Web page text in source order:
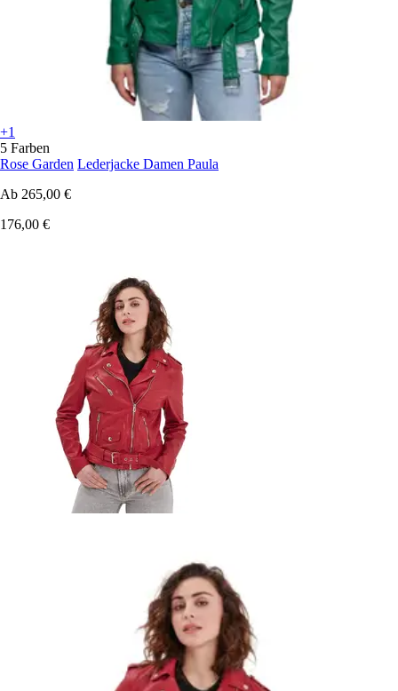
+1
5 Farben
Rose Garden Lederjacke Damen Paula
Ab 265,00 €
176,00 €